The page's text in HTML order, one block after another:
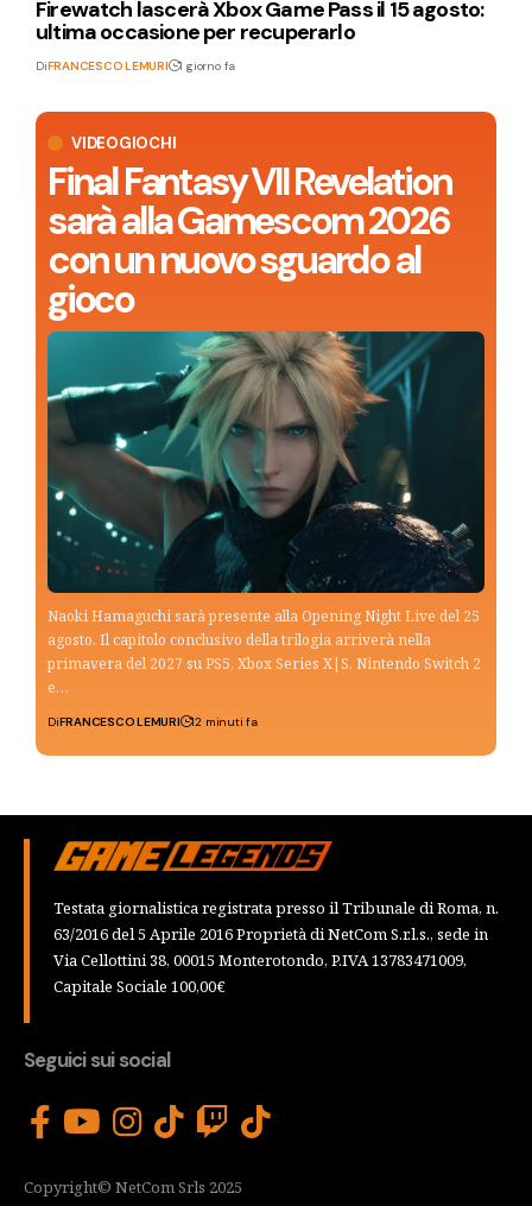
VIDEOGIOCHI
Final Fantasy VII Revelation
sarà alla Gamescom 2026
con un nuovo sguardo al
gioco
Naoki Hamaguchi sarà presente alla Opening Night Live del 25
agosto. Il capitolo conclusivo della trilogia arriverà nella
primavera del 2027 su PS5, Xbox Series X|S, Nintendo Switch 2
e…
DiFRANCESCO LEMURI 12 minuti fa
Firewatch lascerà Xbox Game Pass il 15 agosto:
ultima occasione per recuperarlo
DiFRANCESCO LEMURI 1 giorno fa
Testata giornalistica registrata presso il Tribunale di Roma, n.
63/2016 del 5 Aprile 2016 Proprietà di NetCom S.r.l.s., sede in
Via Cellottini 38, 00015 Monterotondo, P.IVA 13783471009,
Capitale Sociale 100,00€
Seguici sui social
Copyright© NetCom Srls 2025